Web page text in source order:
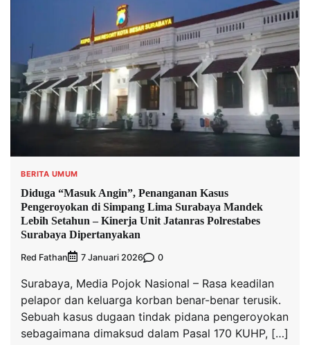
BERITA UMUM
Diduga “Masuk Angin”, Penanganan Kasus
Pengeroyokan di Simpang Lima Surabaya Mandek
Lebih Setahun – Kinerja Unit Jatanras Polrestabes
Surabaya Dipertanyakan
Red Fathan 7 Januari 2026 0
Surabaya, Media Pojok Nasional – Rasa keadilan
pelapor dan keluarga korban benar-benar terusik.
Sebuah kasus dugaan tindak pidana pengeroyokan
sebagaimana dimaksud dalam Pasal 170 KUHP, […]